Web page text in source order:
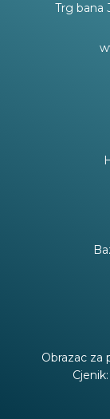
Trg bana
Obrazac za